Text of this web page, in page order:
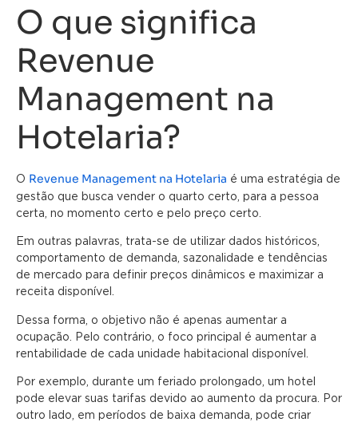
O que significa
Revenue
Management na
Hotelaria?
O Revenue Management na Hotelaria é uma estratégia de
gestão que busca vender o quarto certo, para a pessoa
certa, no momento certo e pelo preço certo.
Em outras palavras, trata-se de utilizar dados históricos,
comportamento de demanda, sazonalidade e tendências
de mercado para definir preços dinâmicos e maximizar a
receita disponível.
Dessa forma, o objetivo não é apenas aumentar a
ocupação. Pelo contrário, o foco principal é aumentar a
rentabilidade de cada unidade habitacional disponível.
Por exemplo, durante um feriado prolongado, um hotel
pode elevar suas tarifas devido ao aumento da procura. Por
outro lado, em períodos de baixa demanda, pode criar